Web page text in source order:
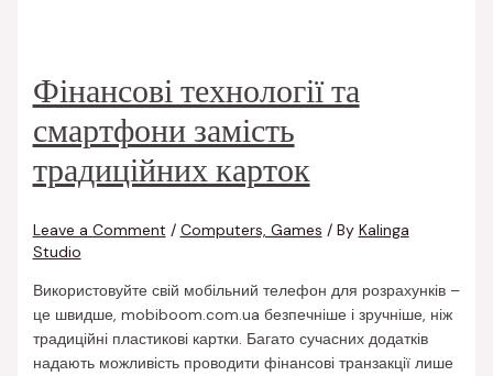
Фінансові технології та
смартфони замість
традиційних карток
Leave a Comment / Computers, Games / By Kalinga
Studio
Використовуйте свій мобільний телефон для розрахунків –
це швидше, mobiboom.com.ua безпечніше і зручніше, ніж
традиційні пластикові картки. Багато сучасних додатків
надають можливість проводити фінансові транзакції лише